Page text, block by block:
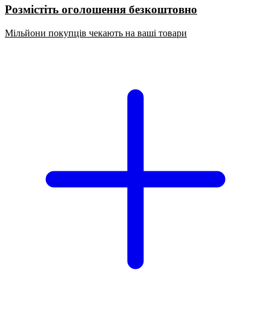
Розмістіть оголошення безкоштовно
Мільйони покупців чекають на ваші товари